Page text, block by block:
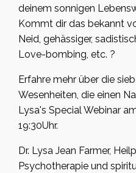
deinem sonnigen
Kommt dir das bekannt
Neid, gehässiger,
Love-bombing, etc. ?
Erfahre mehr über die
Wesenheiten, die einen
Lysa's Special Webinar
19:30Uhr.
Dr. Lysa Jean Farmer,
Psychotherapie und